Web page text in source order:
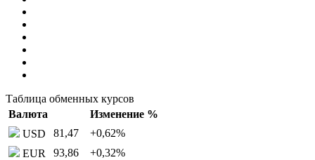
Таблица обменных курсов
Валюта
Изменение %
USD
81,47 +0,62%
EUR
93,86 +0,32%